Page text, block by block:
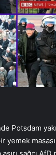
Potsdam
yemek
sağcı